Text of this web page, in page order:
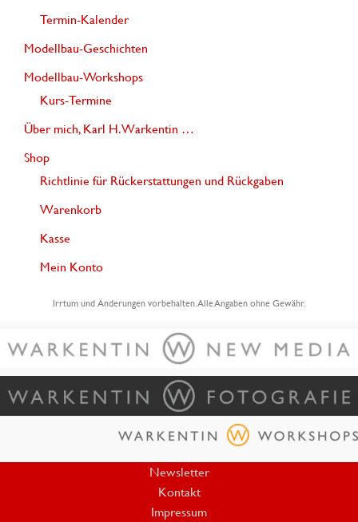
Termin-Kalender
Modellbau-Geschichten
Modellbau-Workshops
Kurs-Termine
Über mich, Karl H. Warkentin …
Shop
Richtlinie für Rückerstattungen und Rückgaben
Warenkorb
Kasse
Mein Konto
Irrtum und Änderungen vorbehalten. Alle Angaben ohne Gewähr.
Newsletter
Kontakt
Impressum